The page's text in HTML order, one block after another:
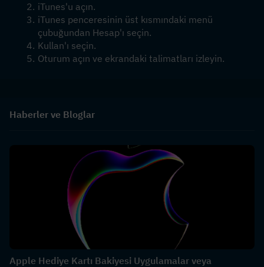
iTunes'u açın.
iTunes penceresinin üst kısmındaki menü
çubuğundan Hesap'ı seçin.
Kullan'ı seçin.
Oturum açın ve ekrandaki talimatları izleyin.
Haberler ve Bloglar
Apple Hediye Kartı Bakiyesi Uygulamalar veya